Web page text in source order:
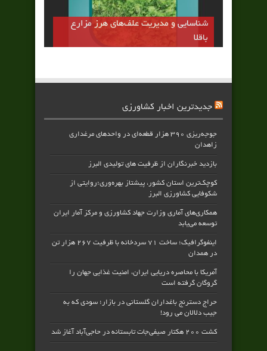
شناسایی و مدیریت علف‌های هرز مزارع
باقلا
جدیدترین اخبار کشاورزی
جوجه‌ریزی ۳۹۰ هزار قطعه‌ای در واحدهای مرغداری
زاهدان
بازدید خبرنگاران از ظرفیت های تولیدی البرز
کوچک‌ترین استان کشور، پیشتاز بهره‌وری؛روایتی از
شکوفایی کشاورزی البرز
همکاری‌های آماری وزارت جهاد کشاورزی و مرکز آمار ایران
توسعه می‌یابد
اینفوگرافیک؛ ساخت ۷۱ سردخانه با ظرفیت ۲۶۷ هزار تن
در همدان
آمریکا با محاصره دریایی ایران، امنیت غذایی جهان را
گروگان گرفته است
حراج دسترنج باغداران گلستانی در بازار؛ سودی که به
جیب دلالان می رود!
کشت ۲۰۰ هکتار صیفی‌جات تابستانه در حاجی‌آباد آغاز شد